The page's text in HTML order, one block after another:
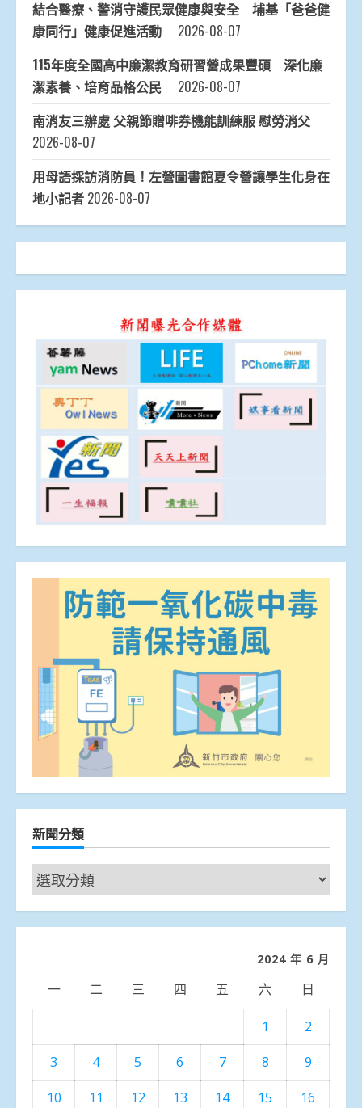
結合醫療、警消守護民眾健康與安全 埔基「爸爸健
康同行」健康促進活動
2026-08-07
115年度全國高中廉潔教育研習營成果豐碩 深化廉
潔素養、培育品格公民
2026-08-07
南消友三辦處 父親節贈啡券機能訓練服 慰勞消父
2026-08-07
用母語採訪消防員！左營圖書館夏令營讓學生化身在
地小記者 2026-08-07
新聞分類
新
聞
分
2024 年 6 月
一 二 三 四 五 六 日
1
2
3
4 5 6 7 8
9
10
11 12 13 14 15 16